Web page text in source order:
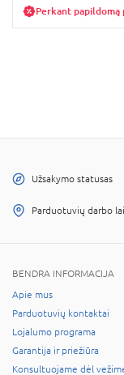
Perkant
Užsakymo statusas
Parduotuvių darbo
BENDRA INFORMACIJA
Apie mus
Parduotuvių kontaktai
Lojalumo programa
Garantija ir priežiūra
Konsultuojame dėl